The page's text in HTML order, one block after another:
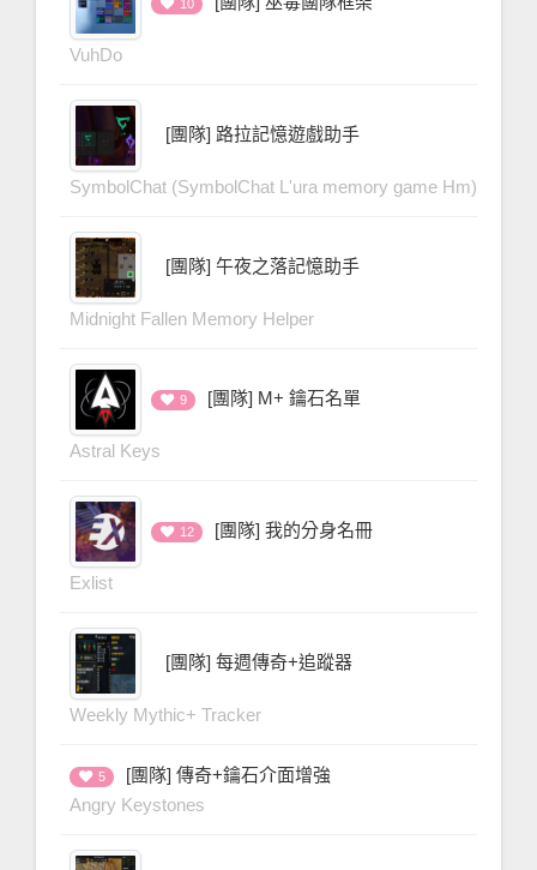
10
VuhDo
[團隊] 路拉記憶遊戲助手
SymbolChat (SymbolChat L'ura memory game Hm)
[團隊] 午夜之落記憶助手
Midnight Fallen Memory Helper
9 [團隊] M+ 鑰石名單
Astral Keys
12 [團隊] 我的分身名冊
Exlist
[團隊] 每週傳奇+追蹤器
Weekly Mythic+ Tracker
5
[團隊] 傳奇+鑰石介面增強
Angry Keystones